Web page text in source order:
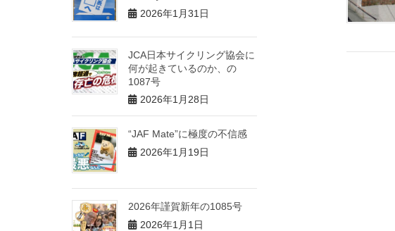
2026年1月31日
JCA日本サイクリング協会に
何が起きているのか、の
1087号
2026年1月28日
“JAF Mate”に極度の不信感
2026年1月19日
2026年謹賀新年の1085号
2026年1月1日